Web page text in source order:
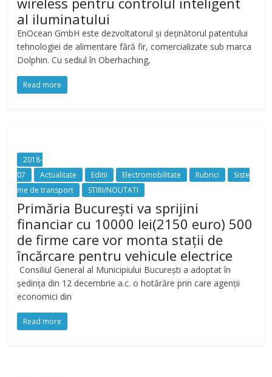
al iluminatului
EnOcean GmbH este dezvoltatorul și deținătorul patentului
tehnologiei de alimentare fără fir, comercializate sub marca
Dolphin. Cu sediul în Oberhaching,
Read more
2018-
07
Actualitate Editii Electromobilitate Rubrici
Siste
me de transport
STIRI/NOUTATI
Primăria București va sprijini
financiar cu 10000 lei(2150 euro) 500
de firme care vor monta stații de
încărcare pentru vehicule electrice
Consiliul General al Municipiului Bucureşti a adoptat în
ședința din 12 decembrie a.c. o hotărăre prin care agenţii
economici din
Read more